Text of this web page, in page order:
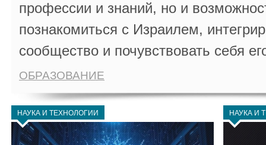
профессии и знаний, но и
познакомиться с Израилем,
сообщество и почувствовать себя
ОБРАЗОВАНИЕ
НАУКА И ТЕХНОЛОГИИ НАУКА И